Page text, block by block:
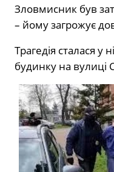
Зловмисник був
– йому загрожує
Трагедія сталася у
будинку на вулиці